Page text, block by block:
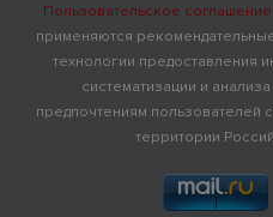
Пользовательское соглашение
применяются
технологии предоставления
систематизации и
предпочтениям пользователей
территории